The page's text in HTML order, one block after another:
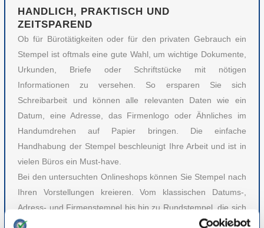
HANDLICH, PRAKTISCH UND
ZEITSPAREND
Ob für Bürotätigkeiten oder für den privaten Gebrauch ein
Stempel ist oftmals eine gute Wahl, um wichtige Dokumente,
Urkunden, Briefe oder Schriftstücke mit nötigen
Informationen zu versehen. So ersparen Sie sich
Schreibarbeit und können alle relevanten Daten wie ein
Datum, eine Adresse, das Firmenlogo oder Ähnliches im
Handumdrehen auf Papier bringen. Die einfache
Handhabung der Stempel beschleunigt Ihre Arbeit und ist in
vielen Büros ein Must-have.
Bei den untersuchten Onlineshops können Sie Stempel nach
Ihren Vorstellungen kreieren. Vom klassischen Datums-,
Adress- und Firmenstempel bis hin zu Rundstempel, die sich
für Dienstsiegel eignen. Auch die Formen und Größen